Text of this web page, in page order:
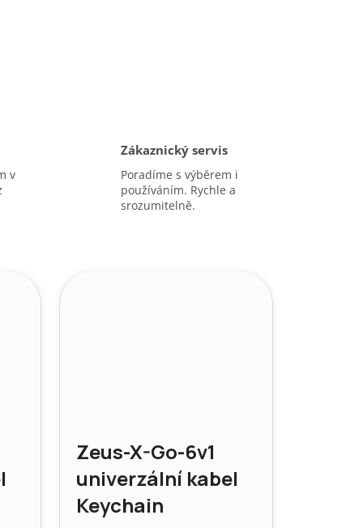
v
Zákaznický servis
Poradíme s výběrem i
používáním. Rychle a
srozumitelně.
Zeus-X-Go-6v1
univerzální kabel
Keychain